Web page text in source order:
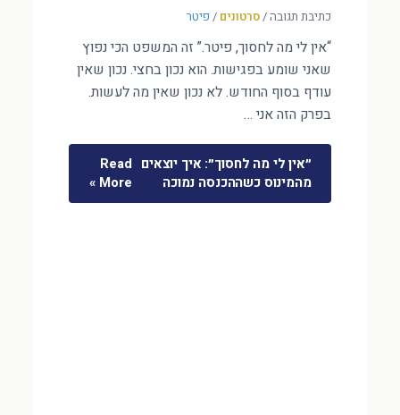
כתיבת תגובה/סרטונים / פיטר
“אין לי מה לחסוך, פיטר.” זה המשפט הכי נפוץ
שאני שומע בפגישות. הוא נכון בחצי. נכון שאין
עודף בסוף החודש. לא נכון שאין מה לעשות.
בפרק הזה אני …
״אין לי מה לחסוך״: איך יוצאים
מהמינוס כשההכנסה נמוכה
Read
More »